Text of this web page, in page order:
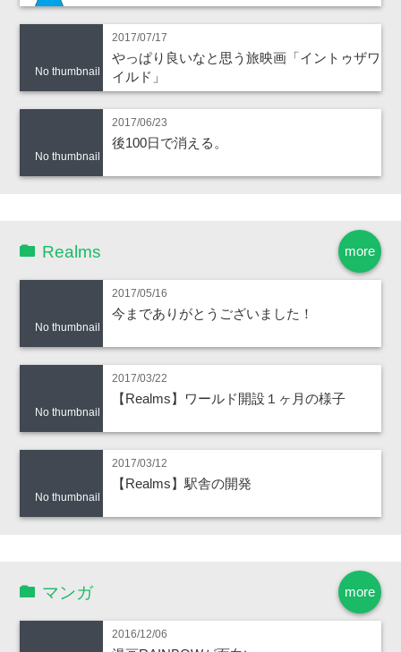
No thumbnail
2017/07/17
やっぱり良いなと思う旅映画「イントゥザワ
イルド」
No thumbnail
2017/06/23
後100日で消える。
more
Realms
No thumbnail
2017/05/16
今までありがとうございました！
No thumbnail
2017/03/22
【Realms】ワールド開設１ヶ月の様子
No thumbnail
2017/03/12
【Realms】駅舎の開発
more
マンガ
2016/12/06